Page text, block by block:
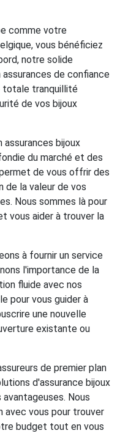
comme votre
vous bénéficiez
notre solide
de confiance
totale tranquillité
de vos bijoux
bijoux
du marché et des
de vous offrir des
de la valeur de vos
Nous sommes là pour
vous aider à trouver la
à fournir un service
l'importance de la
fluide avec nos
pour vous guider à
une nouvelle
existante ou
de premier plan
d'assurance bijoux
Nous
avec vous pour trouver
budget tout en vous